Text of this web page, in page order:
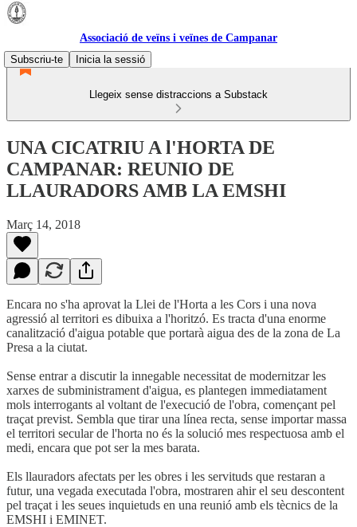
Associació de veïns i veïnes de Campanar
Subscriu-te
Inicia la sessió
Llegeix sense distraccions a Substack
UNA CICATRIU A l'HORTA DE
CAMPANAR: REUNIO DE
LLAURADORS AMB LA EMSHI
Març 14, 2018
Encara no s'ha aprovat la Llei de l'Horta a les Cors i una nova
agressió al territori es dibuixa a l'horitzó. Es tracta d'una enorme
canalització d'aigua potable que portarà aigua des de la zona de La
Presa a la ciutat.
Sense entrar a discutir la innegable necessitat de modernitzar les
xarxes de subministrament d'aigua, es plantegen immediatament
mols interrogants al voltant de l'execució de l'obra, començant pel
traçat previst. Sembla que tirar una línea recta, sense importar massa
el territori secular de l'horta no és la solució mes respectuosa amb el
medi, encara que pot ser la mes barata.
Els llauradors afectats per les obres i les servituds que restaran a
futur, una vegada executada l'obra, mostraren ahir el seu descontent
pel traçat i les seues inquietuds en una reunió amb els tècnics de la
EMSHI i EMINET.